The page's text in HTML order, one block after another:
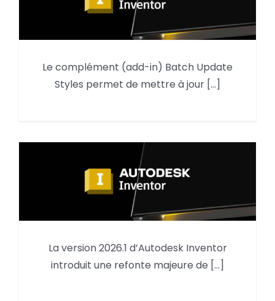
Batch Update Styles « add-in »
Inventor
Le complément (add-in) Batch Update
Styles permet de mettre à jour [...]
Ouverture de fichiers Inventor
2026.1
La version 2026.1 d’Autodesk Inventor
introduit une refonte majeure de [...]